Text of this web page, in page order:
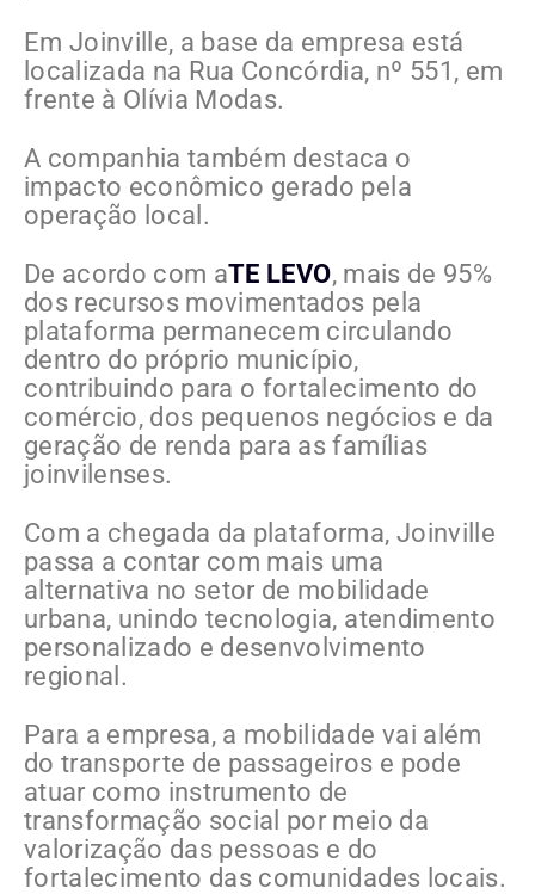
Em Joinville, a base da empresa está
localizada na Rua Concórdia, nº 551, em
frente à Olívia Modas.
A companhia também destaca o
impacto econômico gerado pela
operação local.
De acordo com aTE LEVO, mais de 95%
dos recursos movimentados pela
plataforma permanecem circulando
dentro do próprio município,
contribuindo para o fortalecimento do
comércio, dos pequenos negócios e da
geração de renda para as famílias
joinvilenses.
Com a chegada da plataforma, Joinville
passa a contar com mais uma
alternativa no setor de mobilidade
urbana, unindo tecnologia, atendimento
personalizado e desenvolvimento
regional.
Para a empresa, a mobilidade vai além
do transporte de passageiros e pode
atuar como instrumento de
transformação social por meio da
valorização das pessoas e do
fortalecimento das comunidades locais.